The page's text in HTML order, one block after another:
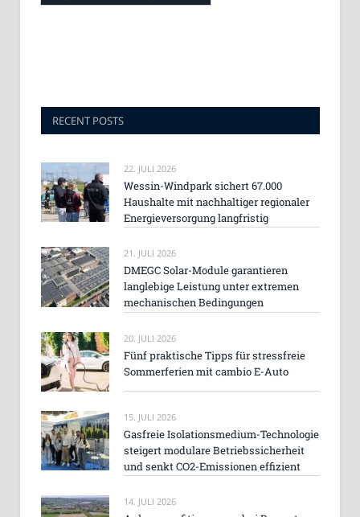
RECENT POSTS
22. JULI 2026
Wessin-Windpark sichert 67.000
Haushalte mit nachhaltiger regionaler
Energieversorgung langfristig
21. JULI 2026
DMEGC Solar-Module garantieren
langlebige Leistung unter extremen
mechanischen Bedingungen
20. JULI 2026
Fünf praktische Tipps für stressfreie
Sommerferien mit cambio E-Auto
15. JULI 2026
Gasfreie Isolationsmedium-Technologie
steigert modulare Betriebssicherheit
und senkt CO2-Emissionen effizient
14. JULI 2026